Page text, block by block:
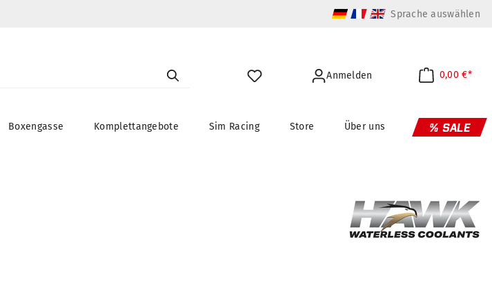
Sprache auswählen
Anmelden 0,00 €*
Boxengasse Komplettangebote Sim Racing Store Über uns % SALE